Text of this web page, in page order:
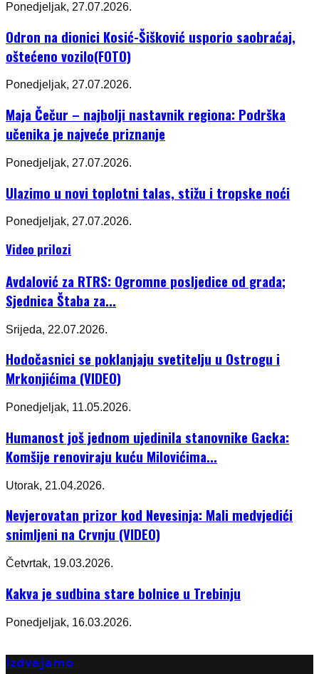
Ponedjeljak, 27.07.2026.
Odron na dionici Kosić-Šišković usporio saobraćaj,
oštećeno vozilo(FOTO)
Ponedjeljak, 27.07.2026.
Maja Čečur – najbolji nastavnik regiona: Podrška
učenika je najveće priznanje
Ponedjeljak, 27.07.2026.
Ulazimo u novi toplotni talas, stižu i tropske noći
Ponedjeljak, 27.07.2026.
Video prilozi
Avdalović za RTRS: Ogromne posljedice od grada;
Sjednica Štaba za...
Srijeda, 22.07.2026.
Hodočasnici se poklanjaju svetitelju u Ostrogu i
Mrkonjićima (VIDEO)
Ponedjeljak, 11.05.2026.
Humanost još jednom ujedinila stanovnike Gacka:
Komšije renoviraju kuću Milovićima...
Utorak, 21.04.2026.
Nevjerovatan prizor kod Nevesinja: Mali medvjedići
snimljeni na Crvnju (VIDEO)
Četvrtak, 19.03.2026.
Kakva je sudbina stare bolnice u Trebinju
Ponedjeljak, 16.03.2026.
Izdvajamo